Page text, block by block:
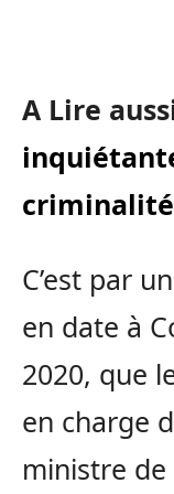
A Lire
criminalité
C’est par
en date à
2020, que
en charge
ministre de